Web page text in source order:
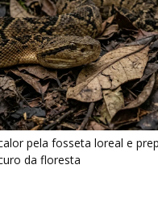
descobriram que a
a seca por meio...
de agosto de 2026
que os pequenos mamíferos
a floresta vira uma...
de agosto de 2026